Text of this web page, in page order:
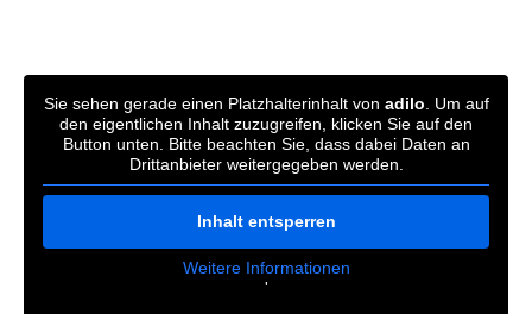
Sie sehen gerade einen Platzhalterinhalt von adilo . Um auf
den eigentlichen Inhalt zuzugreifen, klicken Sie auf den
Button unten. Bitte beachten Sie, dass dabei Daten an
Drittanbieter weitergegeben werden.
Inhalt entsperren
Weitere Informationen
'